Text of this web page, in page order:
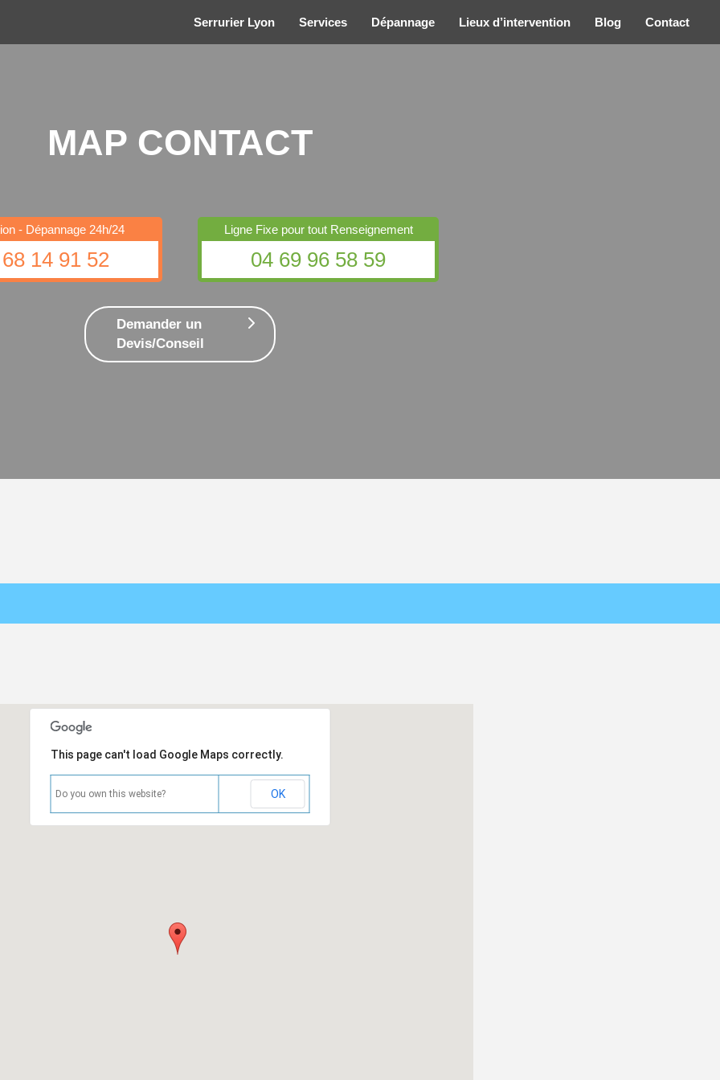
Serrurier Lyon Services Dépannage Lieux d’intervention Blog Contact
MAP CONTACT
- Dépannage 24h/24
14 91 52
Ligne Fixe pour tout Renseignement
04 69 96 58 59
Demander un
Devis/Conseil
This page can't load Google Maps correctly.
Do you own this website? OK